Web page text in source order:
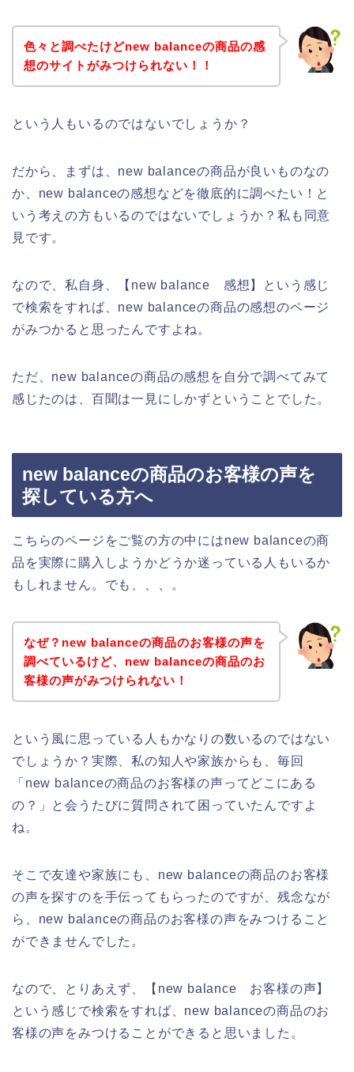
色々と調べたけどnew balanceの商品の感
想のサイトがみつけられない！！
という人もいるのではないでしょうか？
だから、まずは、new balanceの商品が良いものなの
か、new balanceの感想などを徹底的に調べたい！と
いう考えの方もいるのではないでしょうか？私も同意
見です。
なので、私自身、【new balance 感想】という感じ
で検索をすれば、new balanceの商品の感想のページ
がみつかると思ったんですよね。
ただ、new balanceの商品の感想を自分で調べてみて
感じたのは、百聞は一見にしかずということでした。
new balanceの商品のお客様の声を
探している方へ
こちらのページをご覧の方の中にはnew balanceの商
品を実際に購入しようかどうか迷っている人もいるか
もしれません。でも、、、。
なぜ？new balanceの商品のお客様の声を
調べているけど、new balanceの商品のお
客様の声がみつけられない！
という風に思っている人もかなりの数いるのではない
でしょうか？実際、私の知人や家族からも、毎回
「new balanceの商品のお客様の声ってどこにある
の？」と会うたびに質問されて困っていたんですよ
ね。
そこで友達や家族にも、new balanceの商品のお客様
の声を探すのを手伝ってもらったのですが、残念なが
ら、new balanceの商品のお客様の声をみつけること
ができませんでした。
なので、とりあえず、【new balance お客様の声】
という感じで検索をすれば、new balanceの商品のお
客様の声をみつけることができると思いました。